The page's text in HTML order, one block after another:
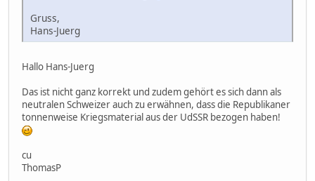
Gruss,
Hans-Juerg
Hallo Hans-Juerg
Das ist nicht ganz korrekt und zudem gehört es sich dann als
neutralen Schweizer auch zu erwähnen, dass die Republikaner
tonnenweise Kriegsmaterial aus der UdSSR bezogen haben!
cu
ThomasP